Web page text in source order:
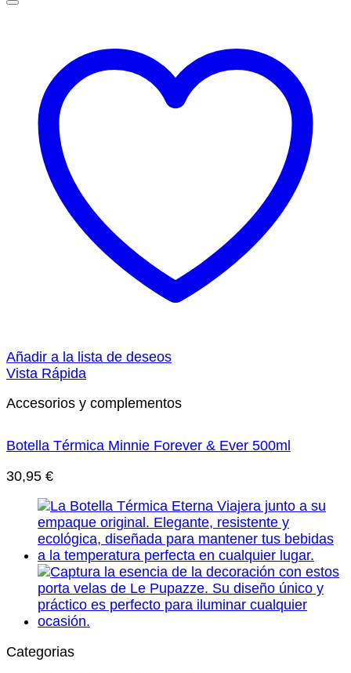
Añadir a la lista de deseos
Vista Rápida
Accesorios y complementos
Botella Térmica Minnie Forever & Ever 500ml
30,95 €
Categorias